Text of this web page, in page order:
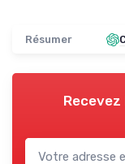
Résumer